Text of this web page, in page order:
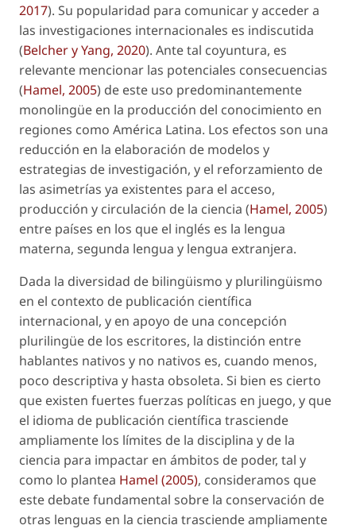
2017). Su popularidad para comunicar y acceder a
las investigaciones internacionales es indiscutida
(Belcher y Yang, 2020). Ante tal coyuntura, es
relevante mencionar las potenciales consecuencias
(Hamel, 2005) de este uso predominantemente
monolingüe en la producción del conocimiento en
regiones como América Latina. Los efectos son una
reducción en la elaboración de modelos y
estrategias de investigación, y el reforzamiento de
las asimetrías ya existentes para el acceso,
producción y circulación de la ciencia (Hamel, 2005)
entre países en los que el inglés es la lengua
materna, segunda lengua y lengua extranjera.
Dada la diversidad de bilingüismo y plurilingüismo
en el contexto de publicación científica
internacional, y en apoyo de una concepción
plurilingüe de los escritores, la distinción entre
hablantes nativos y no nativos es, cuando menos,
poco descriptiva y hasta obsoleta. Si bien es cierto
que existen fuertes fuerzas políticas en juego, y que
el idioma de publicación científica trasciende
ampliamente los límites de la disciplina y de la
ciencia para impactar en ámbitos de poder, tal y
como lo plantea Hamel (2005), consideramos que
este debate fundamental sobre la conservación de
otras lenguas en la ciencia trasciende ampliamente